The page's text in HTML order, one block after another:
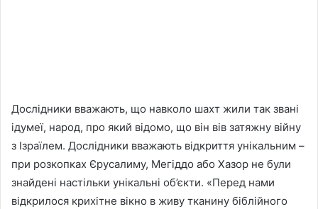
Дослідники вважають, що навколо шахт жили так звані
ідумеї, народ, про який відомо, що він вів затяжну війну
з Ізраїлем. Дослідники вважають відкриття унікальним –
при розкопках Єрусалиму, Мегіддо або Хазор не були
знайдені настільки унікальні об’єкти. «Перед нами
відкрилося крихітне вікно в живу тканину біблійного